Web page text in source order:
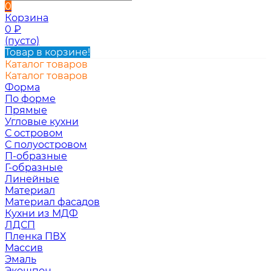
0
Корзина
0 ₽
(пусто)
Товар в корзине!
Каталог товаров
Каталог товаров
Форма
По форме
Прямые
Угловые кухни
С островом
С полуостровом
П-образные
Г-образные
Линейные
Материал
Материал фасадов
Кухни из МДФ
ЛДСП
Пленка ПВХ
Массив
Эмаль